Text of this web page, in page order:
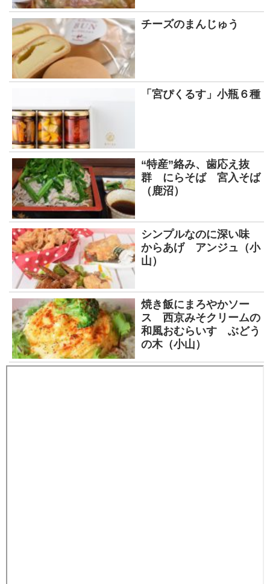
チーズのまんじゅう
「宮ぴくるす」小瓶６種
“特産”絡み、歯応え抜
群 にらそば 宮入そば
（鹿沼）
シンプルなのに深い味
からあげ アンジュ（小
山）
焼き飯にまろやかソー
ス 西京みそクリームの
和風おむらいす ぶどう
の木（小山）